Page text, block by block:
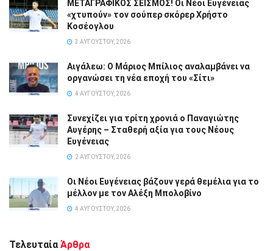
ΜΕΤΑΓΡΑΦΙΚΟΣ ΣΕΙΣΜΟΣ! Οι Νέοι Ευγένειας
«χτυπούν» τον σούπερ σκόρερ Χρήστο
Κοσέογλου
3 ΑΥΓΟΎΣΤΟΥ, 2026
Αιγάλεω: Ο Μάριος Μπίλιος αναλαμβάνει να
οργανώσει τη νέα εποχή του «Σίτι»
4 ΑΥΓΟΎΣΤΟΥ, 2026
Συνεχίζει για τρίτη χρονιά ο Παναγιώτης
Αυγέρης – Σταθερή αξία για τους Νέους
Ευγένειας
2 ΑΥΓΟΎΣΤΟΥ, 2026
Οι Νέοι Ευγένειας βάζουν γερά θεμέλια για το
μέλλον με τον Αλέξη Μπολοβίνο
4 ΑΥΓΟΎΣΤΟΥ, 2026
Τελευταία Άρθρα